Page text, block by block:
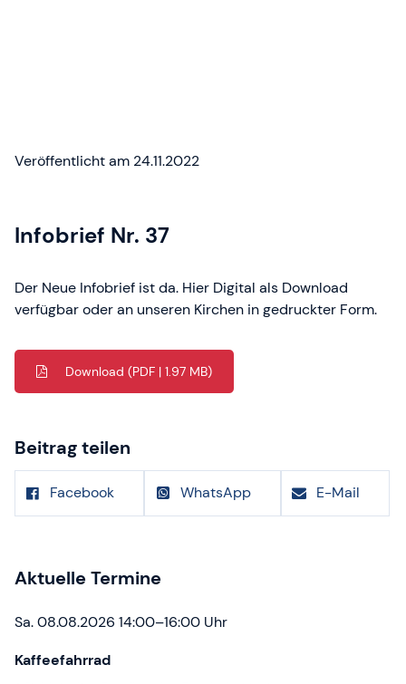
Veröffentlicht am 24.11.2022
Infobrief Nr. 37
Der Neue Infobrief ist da. Hier Digital als Download
verfügbar oder an unseren Kirchen in gedruckter Form.
Download (PDF | 1.97 MB)
Beitrag teilen
Facebook WhatsApp E-Mail
Aktuelle Termine
Sa. 08.08.2026 14:00–16:00 Uhr
Kaffeefahrrad